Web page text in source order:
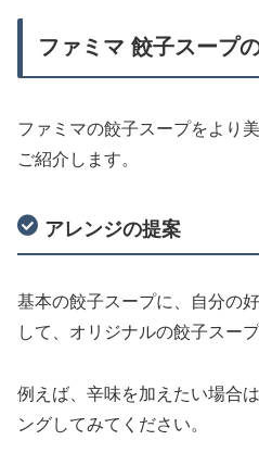
ファミマ 餃子スープ
ファミマの餃子スープをより
ご紹介します。
アレンジの提案
基本の餃子スープに、自分の
して、オリジナルの餃子スー
例えば、辛味を加えたい場合
ングしてみてください。